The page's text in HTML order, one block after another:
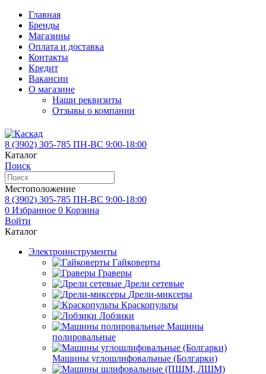
Главная
Бренды
Магазины
Оплата и доставка
Контакты
Кредит
Вакансии
О магазине
Наши реквизиты
Отзывы о компании
8 (3902) 305-785 ПН-ВС 9:00-18:00
Каталог
Поиск
Местоположение
8 (3902) 305-785 ПН-ВС 9:00-18:00
0 Избранное 0 Корзина
Войти
Каталог
Электроинструменты
Гайковерты
Граверы
Дрели сетевые
Дрели-миксеры
Краскопульты
Лобзики
Машины
полировальные
Машины углошлифовальные (Болгарки)